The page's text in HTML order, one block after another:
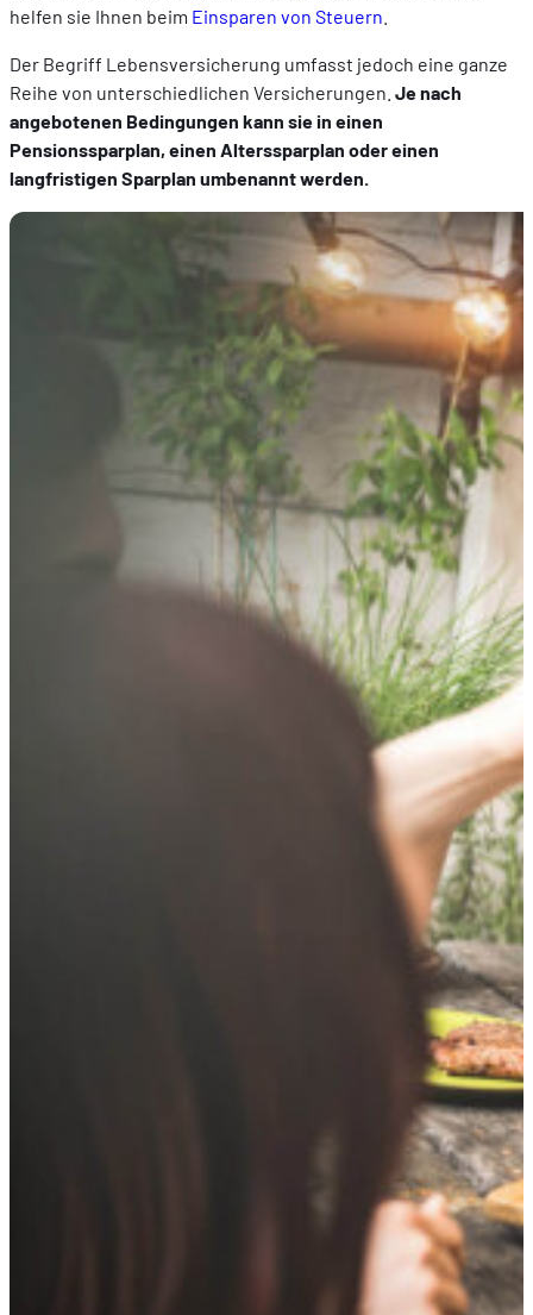
helfen sie Ihnen beim Einsparen von Steuern
Der Begriff Lebensversicherung umfasst jedoch eine ganze
Reihe von unterschiedlichen Versicherungen. Je nach
angebotenen Bedingungen kann sie in einen
Pensionssparplan, einen Alterssparplan oder einen
langfristigen Sparplan umbenannt werden.